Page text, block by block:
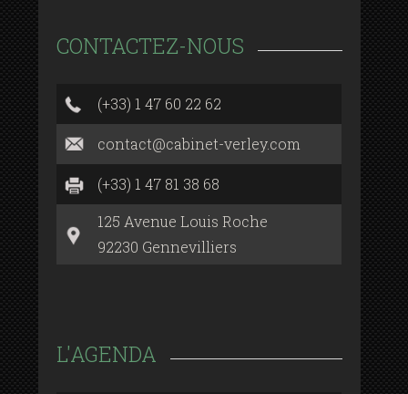
CONTACTEZ-NOUS
(+33) 1 47 60 22 62
contact@cabinet-verley.com
(+33) 1 47 81 38 68
125 Avenue Louis Roche
92230 Gennevilliers
L'AGENDA